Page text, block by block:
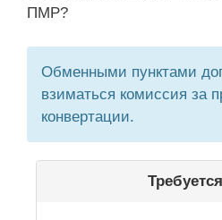
ПМР?
Обменными пунктами
взиматься комиссия за
конвертации.
Требуется